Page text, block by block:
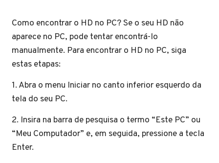
Como encontrar o HD no PC? Se o seu HD não
aparece no PC, pode tentar encontrá-lo
manualmente. Para encontrar o HD no PC, siga
estas etapas:
1. Abra o menu Iniciar no canto inferior esquerdo da
tela do seu PC.
2. Insira na barra de pesquisa o termo “Este PC” ou
“Meu Computador” e, em seguida, pressione a tecla
Enter.